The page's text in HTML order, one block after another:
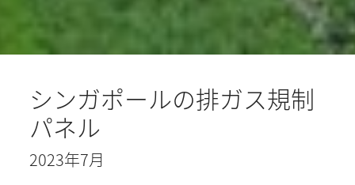
シンガポールの排ガス規制
パネル
2023年7月